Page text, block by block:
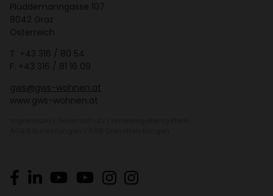
Plüd­de­mann­gasse 107
8042 Graz
Öster­reich
T. +43 316 / 80 54
F. +43 316 / 81 16 09
gws@gws-wohnen.at
www.gws-wohnen.at